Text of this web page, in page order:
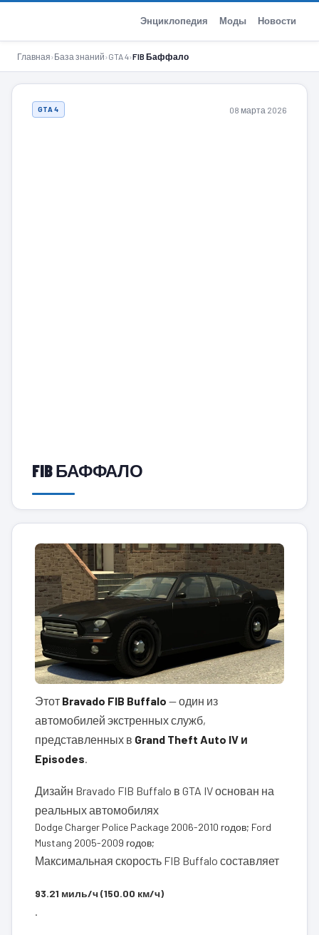
Энциклопедия Моды Новости
Главная›База знаний›GTA 4›FIB Баффало
GTA 4 08 марта 2026
FIB БАФФАЛО
Этот Bravado FIB Buffalo — один из
автомобилей экстренных служб,
представленных в Grand Theft Auto IV и
Episodes.
Дизайн Bravado FIB Buffalo в GTA IV основан на
реальных автомобилях
Dodge Charger Police Package 2006-2010 годов; Ford
Mustang 2005-2009 годов;
Максимальная скорость FIB Buffalo составляет
93.21 миль/ч (150.00 км/ч)
.